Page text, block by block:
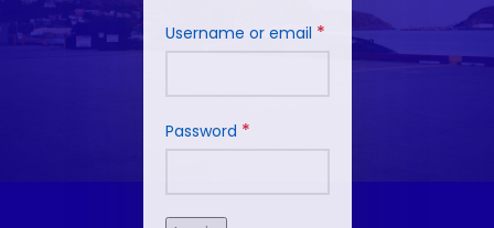
Username or email *
Password *